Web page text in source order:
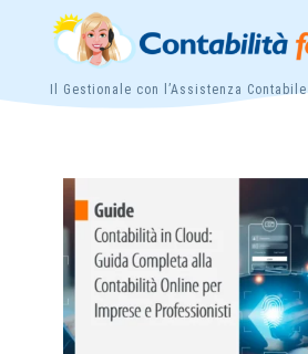
Il Gestionale con l’Assistenza Contabile